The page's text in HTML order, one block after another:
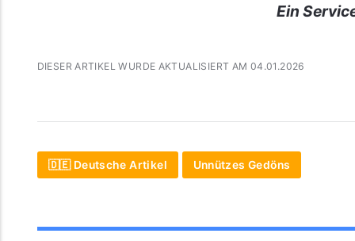
Ein
DIESER ARTIKEL WURDE AKTUALISIERT AM 04.01.2026
🇩🇪 Deutsche Artikel Unnützes Gedöns